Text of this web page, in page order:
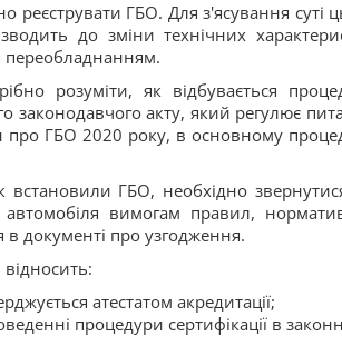
реєструвати ГБО. Для з'ясування суті
до зміни технічних
переобладнанням.
розуміти, як відбувається
законодавчого акту, який регулює
про ГБО 2020 року, в основному
ГБО, необхідно
автомобіля вимогам правил,
в документі про узгодження.
атестатом акредитації;
процедури сертифікації в